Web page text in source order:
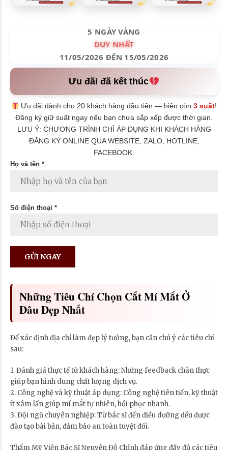
5 NGÀY VÀNG
DUY NHẤT
11/05/2026 ĐẾN 15/05/2026
Ưu đãi đã kết thúc
Ưu đãi dành cho 20 khách hàng đầu tiên — hiện còn3 suất!
Đăng ký giữ suất ngay nếu bạn chưa sắp xếp được thời gian.
LƯU Ý: CHƯƠNG TRÌNH CHỈ ÁP DỤNG KHI KHÁCH HÀNG
ĐĂNG KÝ ONLINE QUA WEBSITE, ZALO, HOTLINE,
FACEBOOK.
Họ và tên *
Số điện thoại *
Những Tiêu Chí Chọn Cắt Mí Mắt Ở
Đâu Đẹp Nhất
Để xác định địa chỉ làm đẹp lý tưởng, bạn cần chú ý các tiêu chí
sau:
1. Đánh giá thực tế từ khách hàng: Những feedback chân thực
giúp bạn hình dung chất lượng dịch vụ.
2. Công nghệ và kỹ thuật áp dụng: Công nghệ tiên tiến, kỹ thuật
ít xâm lấn giúp mí mắt tự nhiên, hồi phục nhanh.
3. Đội ngũ chuyên nghiệp: Từ bác sĩ đến điều dưỡng đều được
đào tạo bài bản, đảm bảo an toàn tuyệt đối.
Thẩm Mỹ Viện Bác Sĩ Nguyễn Đỗ Chỉnh đáp ứng đầy đủ các tiêu